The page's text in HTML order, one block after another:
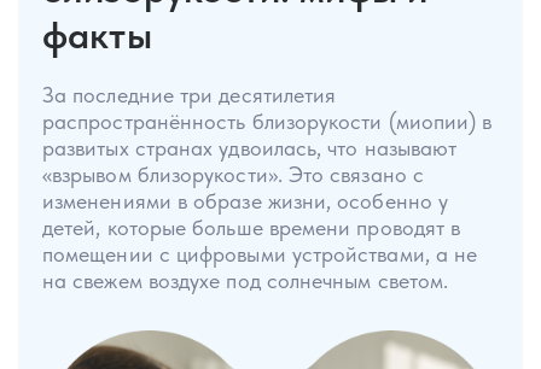
факты
За последние три десятилетия
распространённость близорукости (миопии) в
развитых странах удвоилась, что называют
«взрывом близорукости». Это связано с
изменениями в образе жизни, особенно у
детей, которые больше времени проводят в
помещении с цифровыми устройствами, а не
на свежем воздухе под солнечным светом.